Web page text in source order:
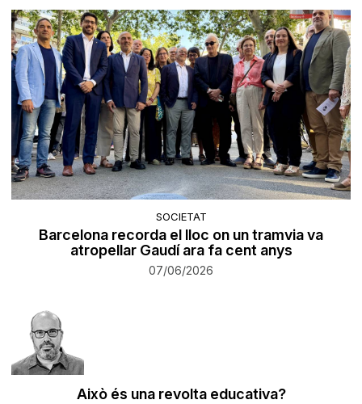
SOCIETAT
Barcelona recorda el lloc on un tramvia va
atropellar Gaudí ara fa cent anys
07/06/2026
Això és una revolta educativa?